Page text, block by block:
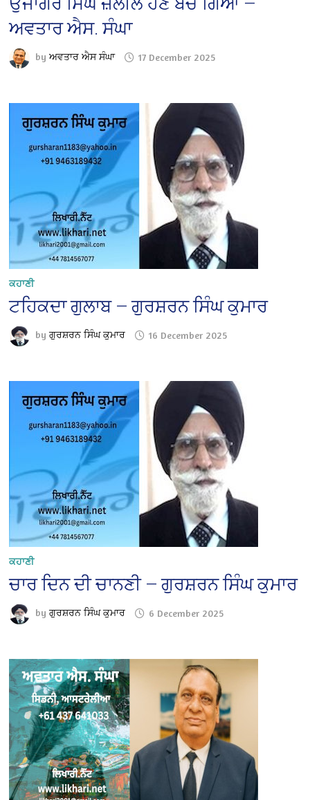
ਅਵਤਾਰ ਐਸ. ਸੰਘਾ
byਅਵਤਾਰ ਐਸ ਸੰਘਾ 17 December 2025
ਕਹਾਣੀ
ਟਹਿਕਦਾ ਗੁਲਾਬ — ਗੁਰਸ਼ਰਨ ਸਿੰਘ ਕੁਮਾਰ
byਗੁਰਸ਼ਰਨ ਸਿੰਘ ਕੁਮਾਰ 16 December 2025
ਕਹਾਣੀ
ਚਾਰ ਦਿਨ ਦੀ ਚਾਨਣੀ — ਗੁਰਸ਼ਰਨ ਸਿੰਘ ਕੁਮਾਰ
byਗੁਰਸ਼ਰਨ ਸਿੰਘ ਕੁਮਾਰ 6 December 2025